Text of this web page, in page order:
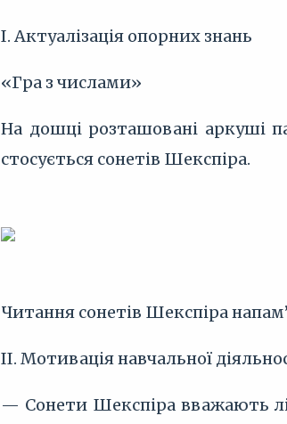
І. Актуалізація опорних знань
«Гра з числами»
На дошці розташовані аркуші
стосується сонетів Шекспіра.
Читання сонетів Шекспіра
ІІ. Мотивація навчальної
— Сонети Шекспіра вважають